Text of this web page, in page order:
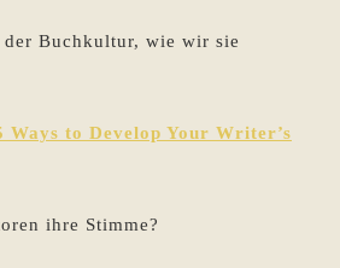
der Buchkultur, wie wir sie
Ways to Develop Your Writer’s
ihre Stimme?